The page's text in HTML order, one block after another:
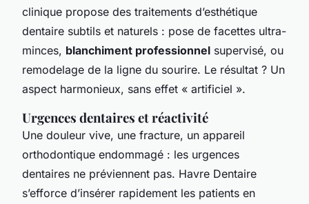
clinique propose des traitements d’esthétique
dentaire subtils et naturels : pose de facettes ultra-
minces, blanchiment professionnel supervisé, ou
remodelage de la ligne du sourire. Le résultat ? Un
aspect harmonieux, sans effet « artificiel ».
Urgences dentaires et réactivité
Une douleur vive, une fracture, un appareil
orthodontique endommagé : les urgences
dentaires ne préviennent pas. Havre Dentaire
s’efforce d’insérer rapidement les patients en